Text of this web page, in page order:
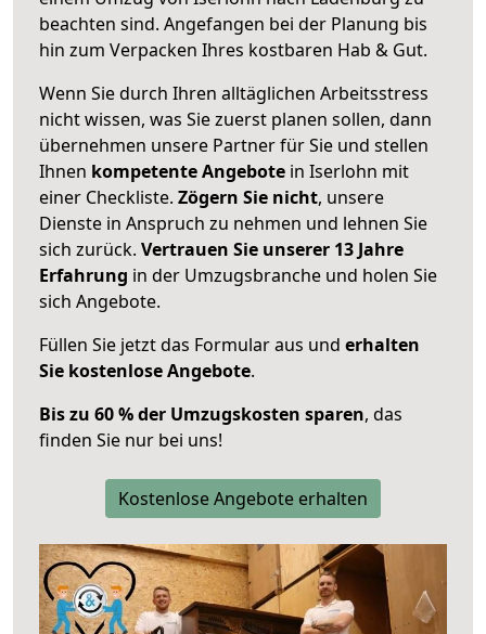
beachten sind. Angefangen bei der Planung bis
hin zum Verpacken Ihres kostbaren Hab & Gut.
Wenn Sie durch Ihren alltäglichen Arbeitsstress
nicht wissen, was Sie zuerst planen sollen, dann
übernehmen unsere Partner für Sie und stellen
Ihnen kompetente Angebote in Iserlohn mit
einer Checkliste. Zögern Sie nicht, unsere
Dienste in Anspruch zu nehmen und lehnen Sie
sich zurück. Vertrauen Sie unserer 13 Jahre
Erfahrung in der Umzugsbranche und holen Sie
sich Angebote.
Füllen Sie jetzt das Formular aus und erhalten
Sie kostenlose Angebote.
Bis zu 60 % der Umzugskosten sparen, das
finden Sie nur bei uns!
Kostenlose Angebote erhalten